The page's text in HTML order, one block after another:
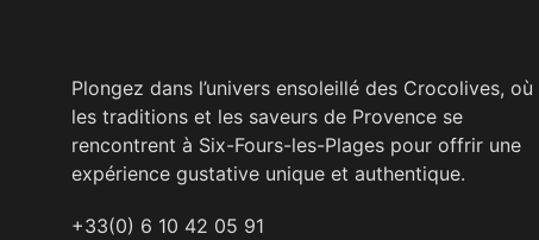
Plongez dans l’univers ensoleillé des Crocolives, où
les traditions et les saveurs de Provence se
rencontrent à Six-Fours-les-Plages pour offrir une
expérience gustative unique et authentique.
+33(0) 6 10 42 05 91